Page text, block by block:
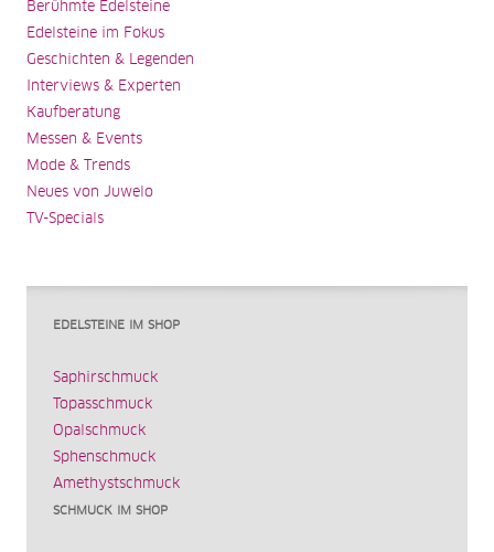
Berühmte Edelsteine
Edelsteine im Fokus
Geschichten & Legenden
Interviews & Experten
Kaufberatung
Messen & Events
Mode & Trends
Neues von Juwelo
TV-Specials
EDELSTEINE IM SHOP
Saphirschmuck
Topasschmuck
Opalschmuck
Sphenschmuck
Amethystschmuck
SCHMUCK IM SHOP